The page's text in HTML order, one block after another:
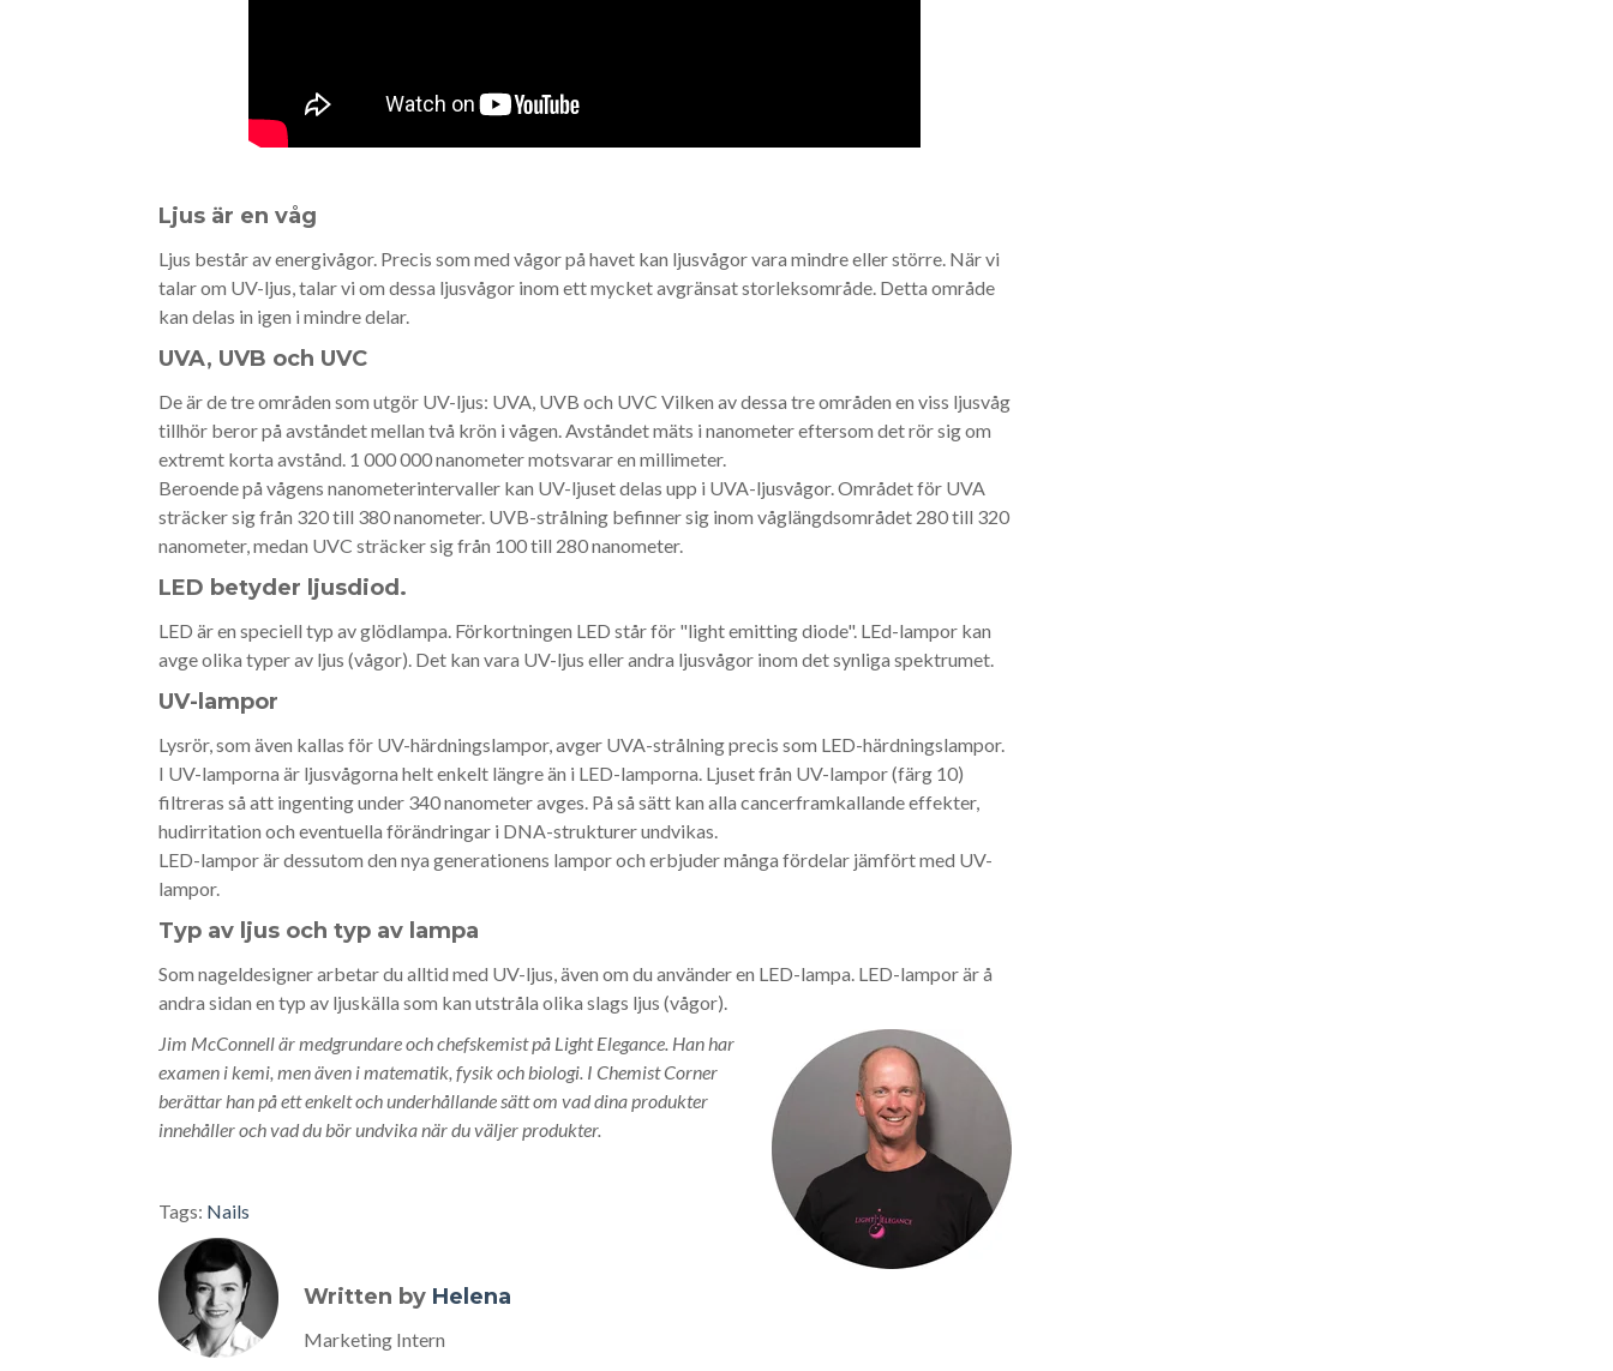
Ljus är en våg
Ljus består av energivågor. Precis som med vågor på havet kan ljusvågor vara mindre eller större. När vi
talar om UV-ljus, talar vi om dessa ljusvågor inom ett mycket avgränsat storleksområde. Detta område
kan delas in igen i mindre delar.
UVA, UVB och UVC
De är de tre områden som utgör UV-ljus: UVA, UVB och UVC Vilken av dessa tre områden en viss ljusvåg
tillhör beror på avståndet mellan två krön i vågen. Avståndet mäts i nanometer eftersom det rör sig om
extremt korta avstånd. 1 000 000 nanometer motsvarar en millimeter.
Beroende på vågens nanometerintervaller kan UV-ljuset delas upp i UVA-ljusvågor. Området för UVA
sträcker sig från 320 till 380 nanometer. UVB-strålning befinner sig inom våglängdsområdet 280 till 320
nanometer, medan UVC sträcker sig från 100 till 280 nanometer.
LED betyder ljusdiod.
LED är en speciell typ av glödlampa. Förkortningen LED står för "light emitting diode". LEd-lampor kan
avge olika typer av ljus (vågor). Det kan vara UV-ljus eller andra ljusvågor inom det synliga spektrumet.
UV-lampor
Lysrör, som även kallas för UV-härdningslampor, avger UVA-strålning precis som LED-härdningslampor.
I UV-lamporna är ljusvågorna helt enkelt längre än i LED-lamporna. Ljuset från UV-lampor (färg 10)
filtreras så att ingenting under 340 nanometer avges. På så sätt kan alla cancerframkallande effekter,
hudirritation och eventuella förändringar i DNA-strukturer undvikas.
LED-lampor är dessutom den nya generationens lampor och erbjuder många fördelar jämfört med UV-
lampor.
Typ av ljus och typ av lampa
Som nageldesigner arbetar du alltid med UV-ljus, även om du använder en LED-lampa. LED-lampor är å
andra sidan en typ av ljuskälla som kan utstråla olika slags ljus (vågor).
Jim McConnell är medgrundare och chefskemist på Light Elegance. Han har
examen i kemi, men även i matematik, fysik och biologi. I Chemist Corner
berättar han på ett enkelt och underhållande sätt om vad dina produkter
innehåller och vad du bör undvika när du väljer produkter.
Tags: Nails
Written by Helena
Marketing Intern